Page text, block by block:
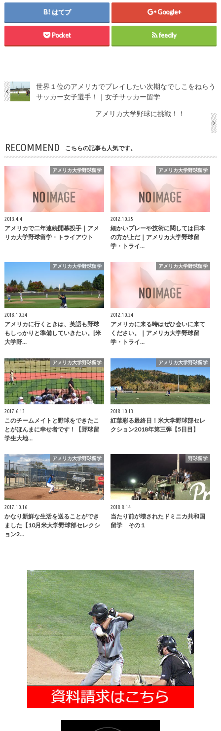
はてブ Google+
Pocket feedly
世界１位のアメリカでプレイしたい次期なでしこをねらう
サッカー女子選手！｜女子サッカー留学
アメリカ大学野球に挑戦！！
RECOMMEND こちらの記事も人気です。
アメリカ大学野球留学
2013.4.4
アメリカで二年連続開幕投手｜アメ
リカ大学野球留学・トライアウト
アメリカ大学野球留学
2012.10.25
細かいプレーや技術に関しては日本
の方が上だ｜アメリカ大学野球留
学・トライ…
アメリカ大学野球留学
2018.10.24
アメリカに行くときは、英語も野球
もしっかりと準備していきたい。[米
大学野…
アメリカ大学野球留学
2012.10.24
アメリカに来る時はぜひ会いに来て
ください。｜アメリカ大学野球留
学・トライ…
アメリカ大学野球留学
2017.6.13
このチームメイトと野球をできたこ
とがほんまに幸せ者です！【野球留
学生大地…
アメリカ大学野球留学
2018.10.13
紅葉彩る最終日！米大学野球部セレ
クション2018年第三弾【5日目】
アメリカ大学野球留学
2017.10.16
かなり新鮮な生活を送ることができ
ました【10月米大学野球部セレクシ
ョン2…
野球留学
2018.8.14
当たり前が壊されたドミニカ共和国
留学 その１